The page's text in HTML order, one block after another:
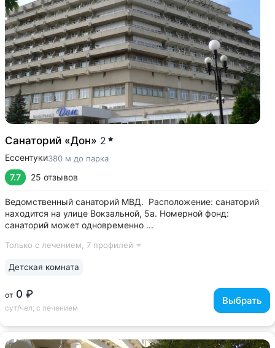
Санаторий «Дон» 2
Ессентуки380 м до парка
7.7 25 отзывов
Ведомственный санаторий МВД. Расположение: санаторий
находится на улице Вокзальной, 5а. Номерной фонд:
санаторий может одновременно ...
Только с лечением, 7 профилей
от 0 ₽
сут/чел, с лечением
Выбрать
Детская комната